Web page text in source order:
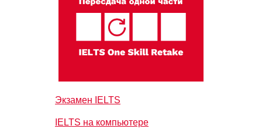
Экзамен IELTS
IELTS на компьютере